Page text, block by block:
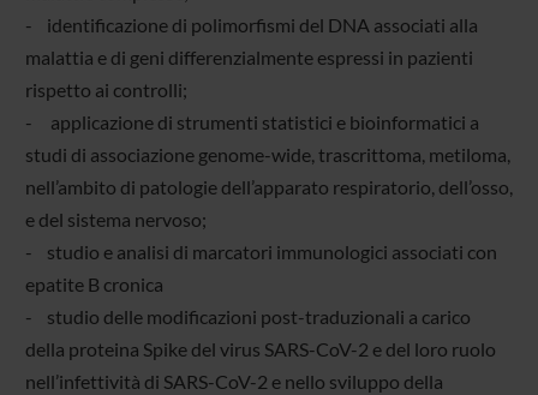
- identificazione di polimorfismi del DNA associati alla
malattia e di geni differenzialmente espressi in pazienti
rispetto ai controlli;
- applicazione di strumenti statistici e bioinformatici a
studi di associazione genome-wide, trascrittoma, metiloma,
nell’ambito di patologie dell’apparato respiratorio, dell’osso,
e del sistema nervoso;
- studio e analisi di marcatori immunologici associati con
epatite B cronica
- studio delle modificazioni post-traduzionali a carico
della proteina Spike del virus SARS-CoV-2 e del loro ruolo
nell’infettività di SARS-CoV-2 e nello sviluppo della